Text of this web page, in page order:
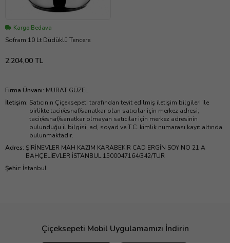
Kargo Bedava
Sofram 10 Lt Düdüklü Tencere
2.204,00 TL
Firma Ünvanı: MURAT GÜZEL
İletişim: Satıcının Çiçeksepeti tarafından teyit edilmiş iletişim bilgileri ile
birlikte tacir/esnaf/sanatkar olan satıcılar için merkez adresi;
tacir/esnaf/sanatkar olmayan satıcılar için merkez adresinin
bulunduğu il bilgisi, ad, soyad ve T.C. kimlik numarası kayıt altında
bulunmaktadır.
Adres: ŞİRİNEVLER MAH KAZIM KARABEKİR CAD ERGİN SOY NO 21 A
BAHÇELİEVLER İSTANBUL 1500047164/342/TUR
Şehir: İstanbul
Çiçeksepeti Mobil Uygulamamızı İndirin